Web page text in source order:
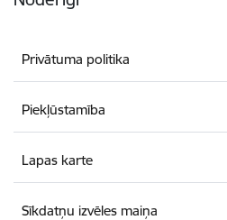
Privātuma politika
Piekļūstamība
Lapas karte
Sīkdatņu izvēles maiņa